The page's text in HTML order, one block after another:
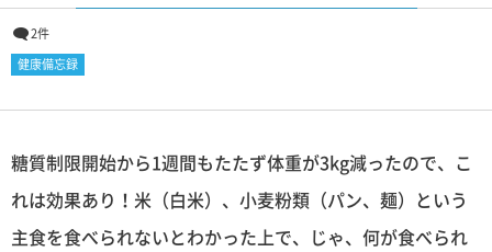
2件
健康備忘録
糖質制限開始から1週間もたたず体重が3kg減ったので、こ
れは効果あり！米（白米）、小麦粉類（パン、麺）という
主食を食べられないとわかった上で、じゃ、何が食べられ